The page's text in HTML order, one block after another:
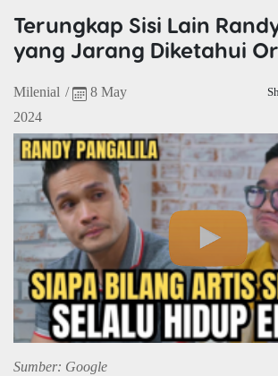
Terungkap Sisi Lain
yang Jarang Diketahui
Milenial /
8 May
2024
Sumber: Google